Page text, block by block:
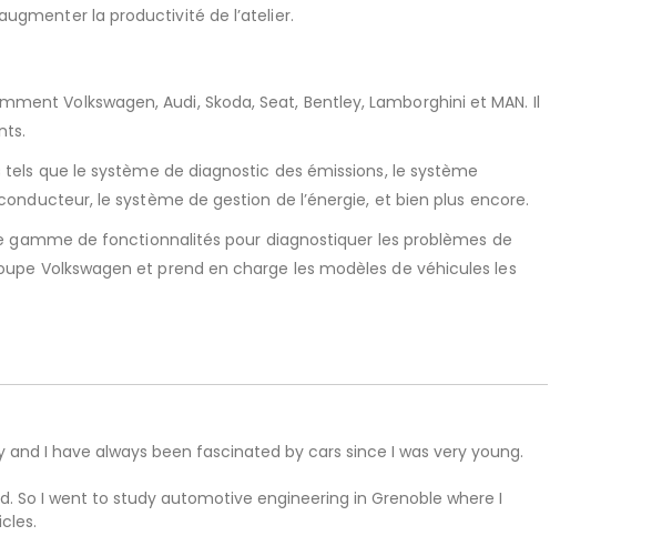
la productivité de l’atelier.
Volkswagen, Audi, Skoda, Seat, Bentley, Lamborghini et MAN. Il
que le système de diagnostic des émissions, le système
le système de gestion de l’énergie, et bien plus encore.
de fonctionnalités pour diagnostiquer les problèmes de
Volkswagen et prend en charge les modèles de véhicules les
I have always been fascinated by cars since I was very young.
I went to study automotive engineering in Grenoble where I